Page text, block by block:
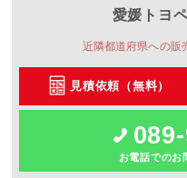
愛媛トヨ
近隣都道府県への販
見積依頼（無料）
お電話でのお